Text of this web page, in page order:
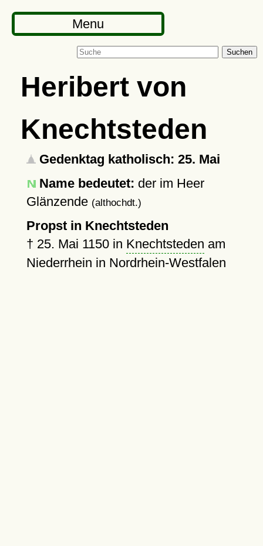
Menu
Suchen
Heribert von
Knechtsteden
Gedenktag katholisch: 25. Mai
Name bedeutet: der im Heer
Glänzende (althochdt.)
Propst in Knechtsteden
† 25. Mai 1150in Knechtsteden am
Niederrhein in Nordrhein-Westfalen